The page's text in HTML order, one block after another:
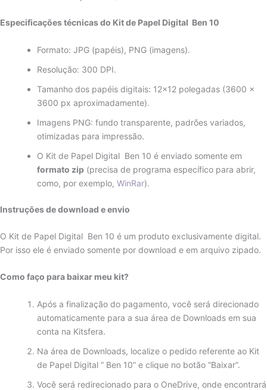
Especificações técnicas do Kit de Papel Digital Ben 10
Formato: JPG (papéis), PNG (imagens).
Resolução: 300 DPI.
Tamanho dos papéis digitais: 12×12 polegadas (3600 ×
3600 px aproximadamente).
Imagens PNG: fundo transparente, padrões variados,
otimizadas para impressão.
O Kit de Papel Digital Ben 10 é enviado somente em
formato zip (precisa de programa específico para abrir,
como, por exemplo, WinRar).
Instruções de download e envio
O Kit de Papel Digital Ben 10 é um produto exclusivamente digital.
Por isso ele é enviado somente por download e em arquivo zipado.
Como faço para baixar meu kit?
Após a finalização do pagamento, você será direcionado
automaticamente para a sua área de Downloads em sua
conta na Kitsfera.
Na área de Downloads, localize o pedido referente ao Kit
de Papel Digital “ Ben 10” e clique no botão “Baixar”.
Você será redirecionado para o OneDrive, onde encontrará